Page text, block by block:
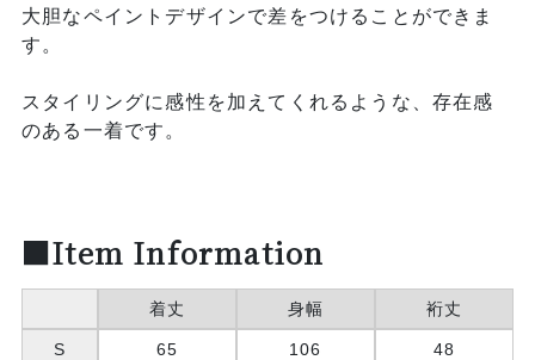
大胆なペイントデザインで差をつけることができま
す。
スタイリングに感性を加えてくれるような、存在感
のある一着です。
■Item Information
着丈 身幅 裄丈
S 65 106 48